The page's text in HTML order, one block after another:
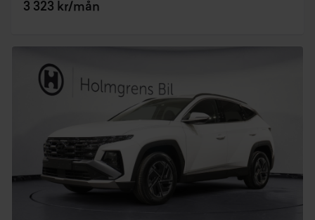
3 323 kr/mån